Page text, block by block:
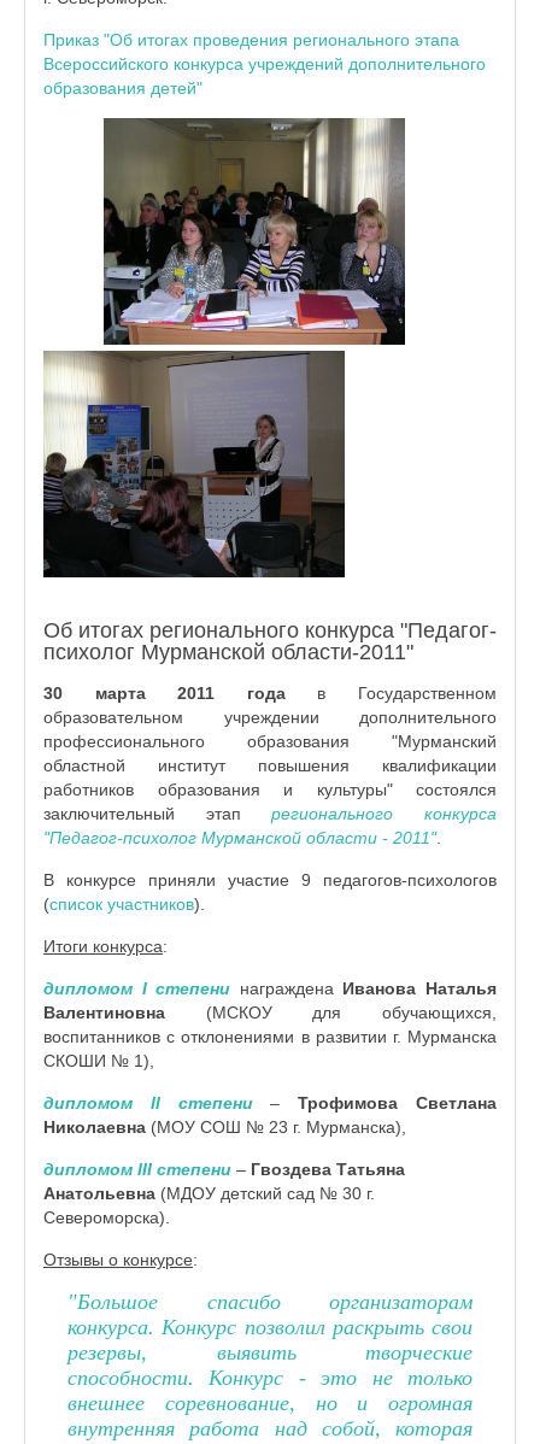
Приказ "Об итогах проведения регионального этапа
Всероссийского конкурса учреждений дополнительного
образования детей"
Об итогах регионального конкурса "Педагог-
психолог Мурманской области-2011"
30 марта 2011 годав Государственном
образовательном учреждении дополнительного
профессионального образования "Мурманский
областной институт повышения квалификации
работников образования и культуры" состоялся
заключительный этапрегионального конкурса
"Педагог-психолог Мурманской области - 2011".
В конкурсе приняли участие 9 педагогов-психологов
(список участников).
Итоги конкурса:
дипломом I степени награждена Иванова Наталья
Валентиновна (МСКОУ для обучающихся,
воспитанников с отклонениями в развитии г. Мурманска
СКОШИ № 1),
дипломом II степени–Трофимова Светлана
Николаевна (МОУ СОШ № 23 г. Мурманска),
дипломом III степени – Гвоздева Татьяна
Анатольевна (МДОУ детский сад № 30 г.
Североморска).
Отзывы о конкурсе:
"Большое спасибо организаторам
конкурса. Конкурс позволил раскрыть свои
резервы, выявить творческие
способности. Конкурс - это не только
внешнее соревнование, но и огромная
внутренняя работа над собой, которая